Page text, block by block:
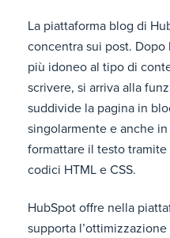
La piattaforma blog di
concentra sui post.
più idoneo al tipo di
scrivere, si arriva alla
suddivide la pagina in
singolarmente e anche
formattare il testo
codici HTML e CSS.
HubSpot offre nella
supporta